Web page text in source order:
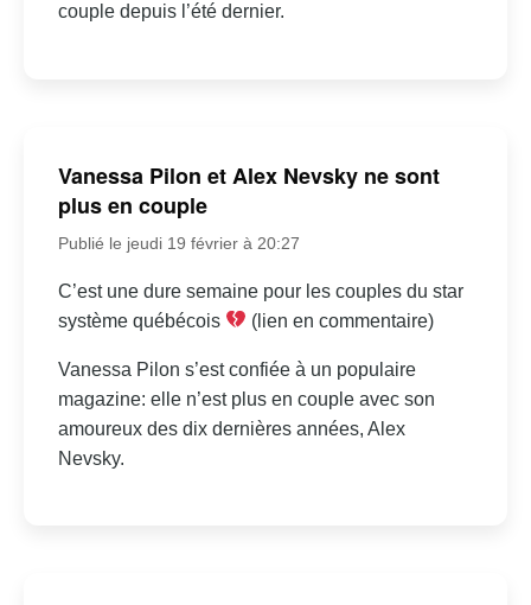
couple depuis l’été dernier.
Vanessa Pilon et Alex Nevsky ne sont
plus en couple
Publié le jeudi 19 février à 20:27
C’est une dure semaine pour les couples du star
système québécois
(lien en commentaire)
Vanessa Pilon s’est confiée à un populaire
magazine: elle n’est plus en couple avec son
amoureux des dix dernières années, Alex
Nevsky.